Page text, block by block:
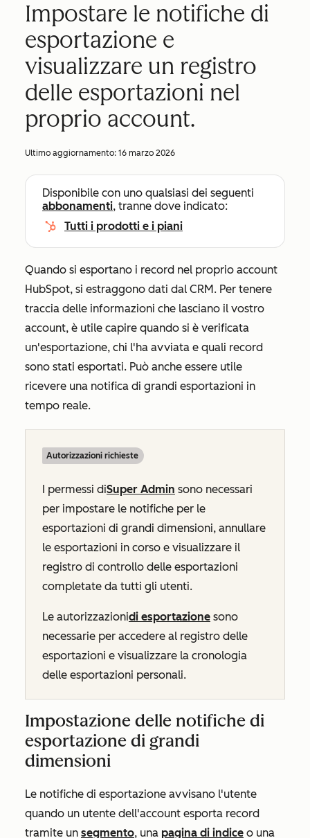
Impostare le notifiche di
esportazione e
visualizzare un registro
delle esportazioni nel
proprio account.
Ultimo aggiornamento: 16 marzo 2026
Disponibile con uno qualsiasi dei seguenti
abbonamenti, tranne dove indicato:
Tutti i prodotti e i piani
Quando si esportano i record nel proprio account
HubSpot, si estraggono dati dal CRM. Per tenere
traccia delle informazioni che lasciano il vostro
account, è utile capire quando si è verificata
un'esportazione, chi l'ha avviata e quali record
sono stati esportati. Può anche essere utile
ricevere una notifica di grandi esportazioni in
tempo reale.
Autorizzazioni richieste
I permessi diSuper Admin sono necessari
per impostare le notifiche per le
esportazioni di grandi dimensioni, annullare
le esportazioni in corso e visualizzare il
registro di controllo delle esportazioni
completate da tutti gli utenti.
Le autorizzazionidi esportazione sono
necessarie per accedere al registro delle
esportazioni e visualizzare la cronologia
delle esportazioni personali.
Impostazione delle notifiche di
esportazione di grandi
dimensioni
Le notifiche di esportazione avvisano l'utente
quando un utente dell'account esporta record
tramite un segmento, una pagina di indice o una